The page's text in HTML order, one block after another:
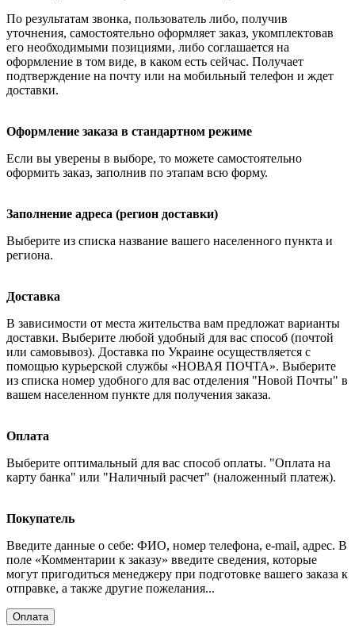
По результатам звонка, пользователь либо, получив
уточнения, самостоятельно оформляет заказ, укомплектовав
его необходимыми позициями, либо соглашается на
оформление в том виде, в каком есть сейчас. Получает
подтверждение на почту или на мобильный телефон и ждет
доставки.
Оформление заказа в стандартном режиме
Если вы уверены в выборе, то можете самостоятельно
оформить заказ, заполнив по этапам всю форму.
Заполнение адреса (регион доставки)
Выберите из списка название вашего населенного пункта и
региона.
Доставка
В зависимости от места жительства вам предложат варианты
доставки. Выберите любой удобный для вас способ (почтой
или самовывоз). Доставка по Украине осуществляется с
помощью курьерской службы «НОВАЯ ПОЧТА». Выберите
из списка номер удобного для вас отделения "Новой Почты" в
вашем населенном пункте для получения заказа.
Оплата
Выберите оптимальный для вас способ оплаты. "Оплата на
карту банка" или "Наличный расчет" (наложенный платеж).
Покупатель
Введите данные о себе: ФИО, номер телефона, e-mail, адрес. В
поле «Комментарии к заказу» введите сведения, которые
могут пригодиться менеджеру при подготовке вашего заказа к
отправке, а также другие пожелания...
Оплата